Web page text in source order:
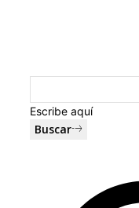
Escribe aquí
Buscar